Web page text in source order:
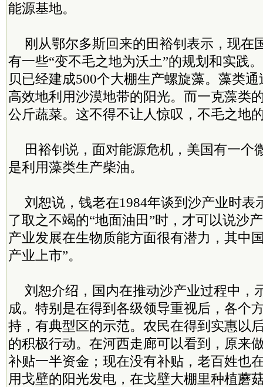
能源基地。
刚从鄂尔多斯回来的田裕钊表示，现在
有一些“变不毛之地为沃土”的规划和实践
贝已经建成500个大棚生产螺旋藻。藻类
高效地利用沙漠地带的阳光。而一克藻类
公斤蔬菜。这不得不让人惊叹，不毛之地
田裕钊说，面对能源危机，美国有一个
是利用藻类生产柴油。
刘恕说，钱老在1984年谈到沙产业时表
了取之不竭的“地面油田”时，才可以说沙
产业发展在生物质能方面很有潜力，其中
产业上市”。
刘恕介绍，国内在推动沙产业过程中，
成。特别是在得到各级领导重视后，各个
持，有典型区的示范。农民在得到实惠以
的积极行动。在河西走廊可以看到，原来
补贴一半资金；现在没有补贴，老百姓也
用戈壁的阳光发电，在戈壁大棚里种植蘑